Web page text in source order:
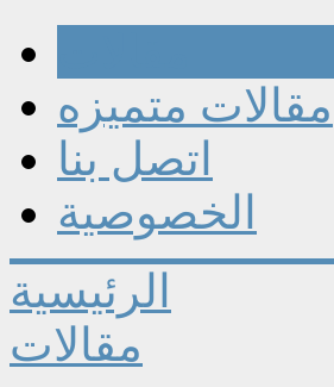
مقالات متميزه
اتصل بنا
الخصوصية
الرئيسية
مقالات